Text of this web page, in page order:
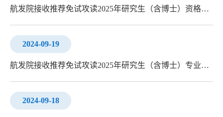
航发院接收推荐免试攻读2025年研究生（含博士）资格审核结果
2024-09-19
航发院接收推荐免试攻读2025年研究生（含博士）专业及名额
2024-09-18